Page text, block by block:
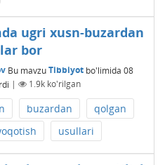
ugri xusn-buzardan
bor
Bu mavzuTibbiyotbo'limida 08
| 1.9kko'rilgan
buzardan
qolgan
usullari